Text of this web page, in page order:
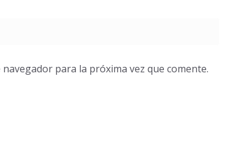
para la próxima vez que comente.